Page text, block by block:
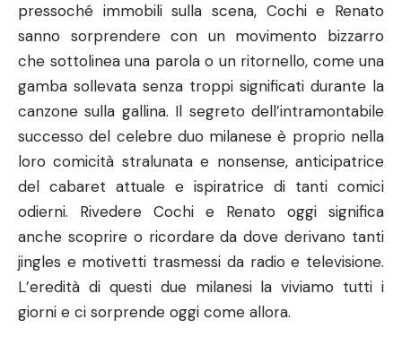
pressoché immobili sulla scena, Cochi e Renato
sanno sorprendere con un movimento bizzarro
che sottolinea una parola o un ritornello, come una
gamba sollevata senza troppi significati durante la
canzone sulla gallina. Il segreto dell’intramontabile
successo del celebre duo milanese è proprio nella
loro comicità stralunata e nonsense, anticipatrice
del cabaret attuale e ispiratrice di tanti comici
odierni. Rivedere Cochi e Renato oggi significa
anche scoprire o ricordare da dove derivano tanti
jingles e motivetti trasmessi da radio e televisione.
L’eredità di questi due milanesi la viviamo tutti i
giorni e ci sorprende oggi come allora.